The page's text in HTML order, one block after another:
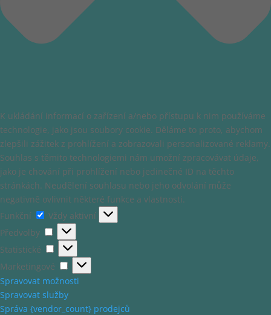
K ukládání informací o zařízení a/nebo přístupu k nim používáme
technologie, jako jsou soubory cookie. Děláme to proto, abychom
zlepšili zážitek z prohlížení a zobrazovali personalizované reklamy.
Souhlas s těmito technologiemi nám umožní zpracovávat údaje,
jako je chování při prohlížení nebo jedinečné ID na těchto
stránkách. Neudělení souhlasu nebo jeho odvolání může
negativně ovlivnit některé funkce a vlastnosti.
Funkční
Funkční
Vždy aktivní
Předvolby
Předvolby
Statistické
Statistické
Marketingové
Marketingové
Spravovat možnosti
Spravovat služby
Správa {vendor_count} prodejců